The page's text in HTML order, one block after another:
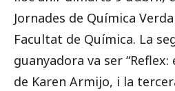
Jornades de Química
Facultat de Química. La
guanyadora va ser
de Karen Armijo, i la